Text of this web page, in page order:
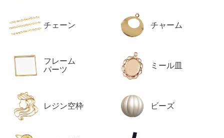
チェーン チャーム
フレーム
パーツ
ミール皿
レジン空枠 ビーズ